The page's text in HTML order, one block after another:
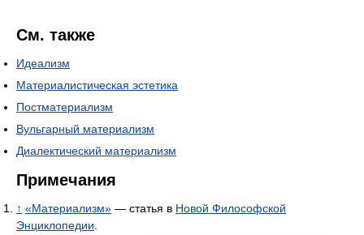
См. также
Идеализм
Материалистическая эстетика
Постматериализм
Вульгарный материализм
Диалектический материализм
Примечания
↑ «Материализм» — статья в Новой Философской
Энциклопедии.